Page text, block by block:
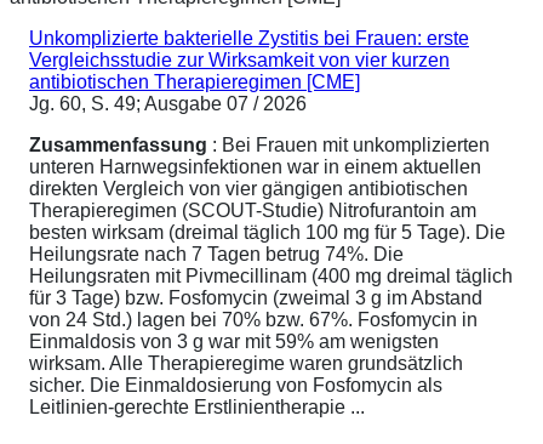
Unkomplizierte bakterielle Zystitis bei Frauen: erste
Vergleichsstudie zur Wirksamkeit von vier kurzen
antibiotischen Therapieregimen [CME]
Jg. 60, S. 49; Ausgabe 07 / 2026
Zusammenfassung : Bei Frauen mit unkomplizierten
unteren Harnwegsinfektionen war in einem aktuellen
direkten Vergleich von vier gängigen antibiotischen
Therapieregimen (SCOUT-Studie) Nitrofurantoin am
besten wirksam (dreimal täglich 100 mg für 5 Tage). Die
Heilungsrate nach 7 Tagen betrug 74%. Die
Heilungsraten mit Pivmecillinam (400 mg dreimal täglich
für 3 Tage) bzw. Fosfomycin (zweimal 3 g im Abstand
von 24 Std.) lagen bei 70% bzw. 67%. Fosfomycin in
Einmaldosis von 3 g war mit 59% am wenigsten
wirksam. Alle Therapieregime waren grundsätzlich
sicher. Die Einmaldosierung von Fosfomycin als
Leitlinien-gerechte Erstlinientherapie ...